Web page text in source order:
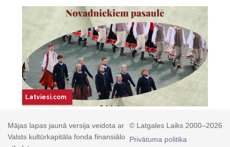
© Latgales Laiks 2000–2026
Privātuma politika
Mājas lapas jaunā versija veidota ar
Valsts kultūrkapitāla fonda finansiālo